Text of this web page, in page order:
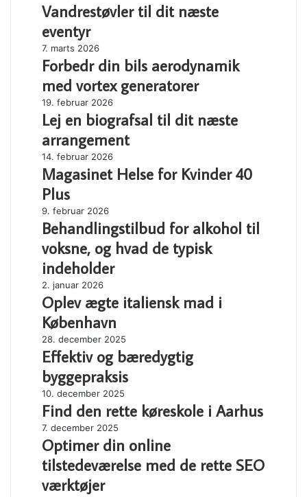
ja
til
næste
eventyr
Vandrestøvler til dit næste
eventyr
Forbedr
din
aerodynamik
med
vortex
7. marts 2026
Forbedr din bils aerodynamik
med vortex generatorer
Lej
en
biografsal
til
dit
næste
arrangement
19. februar 2026
Lej en biografsal til dit næste
arrangement
Magasinet
Helse
for
Kvinder
40
Plus
14. februar 2026
Magasinet Helse for Kvinder 40
Plus
Behandlingstilbud
for
alkohol
til
voksne,
og
hvad
de
typisk
indeholder
9. februar 2026
Behandlingstilbud for alkohol til
voksne, og hvad de typisk
indeholder
Oplev
ægte
italiensk
mad
i
København
2. januar 2026
Oplev ægte italiensk mad i
København
Effektiv
og
bæredygtig
byggepraksis
28. december 2025
Effektiv og bæredygtig
byggepraksis
Find
den
rette
i
Aarhus
10. december 2025
Find den rette køreskole i Aarhus
Optimer
din
online
tilstedeværelse
med
7. december 2025
Optimer din online
tilstedeværelse med de rette SEO
værktøjer